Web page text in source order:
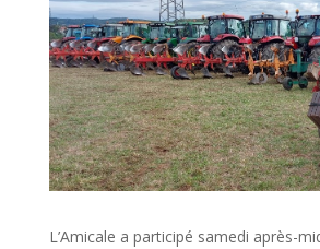
L’Amicale a participé samedi après-